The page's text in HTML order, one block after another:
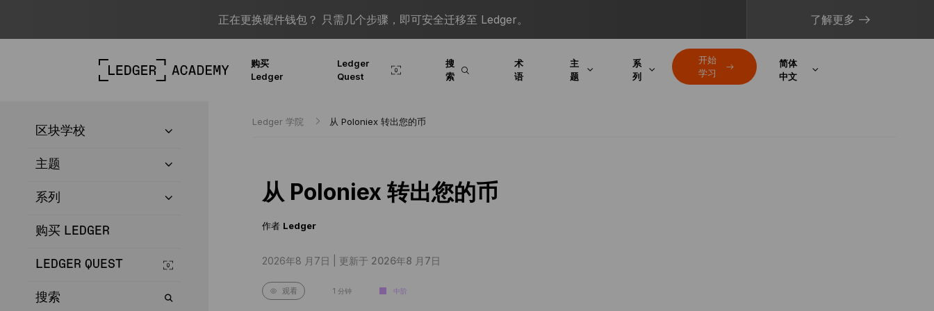
正在更换硬件钱包？ 只需几个步骤，即可安全迁移至 Ledger。 了解更多
购买
Ledger
Ledger
Quest
搜
索
术
语
主
题
系
列
开始
学习
简体
中文
区块学校
主题
系列
购买 LEDGER
LEDGER QUEST
搜索
Ledger 学院 从 Poloniex 转出您的币
从 Poloniex 转出您的币
作者 Ledger
2026年8 月7日 | 更新于 2026年8 月7日
观看 1 分钟 中阶